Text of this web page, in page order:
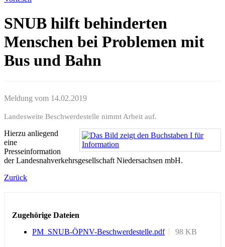
SNUB hilft behinderten
Menschen bei Problemen mit
Bus und Bahn
Meldung vom 14.02.2019
Landesweite Beschwerdestelle nimmt Arbeit auf.
Hierzu anliegend
eine
Presseinformation
der Landesnahverkehrsgesellschaft Niedersachsen mbH.
Zurück
Zugehörige Dateien
PM_SNUB-ÖPNV-Beschwerdestelle.pdf
98 KB